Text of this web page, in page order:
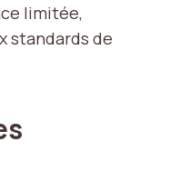
limitée,
standards de